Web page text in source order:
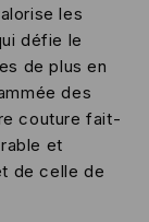
les
défie le
de plus en
des
couture fait-
et
de celle de